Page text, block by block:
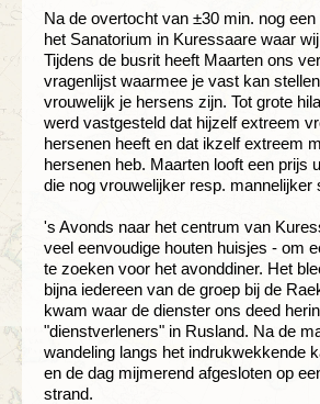
Na de overtocht van ±30 min. nog
het Sanatorium in Kuressaare waar
Tijdens de busrit heeft Maarten ons
vragenlijst waarmee je vast kan
vrouwelijk je hersens zijn. Tot grote
werd vastgesteld dat hijzelf extreem
hersenen heeft en dat ikzelf extreem
hersenen heb. Maarten looft een prijs
die nog vrouwelijker resp. mannelijker
's Avonds naar het centrum van
veel eenvoudige houten huisjes - om
te zoeken voor het avonddiner. Het
bijna iedereen van de groep bij de
kwam waar de dienster ons deed
"dienstverleners" in Rusland. Na de
wandeling langs het indrukwekkende
en de dag mijmerend afgesloten op
strand.